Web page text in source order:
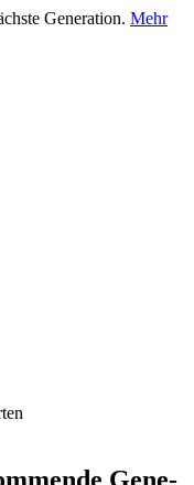
Generation. Mehr